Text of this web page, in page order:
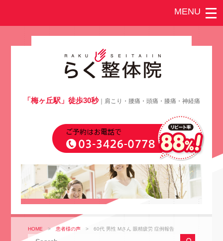
「梅ヶ丘駅」徒歩30秒｜肩こり・腰痛・頭痛・膝痛・神経痛
HOME > 患者様の声 >60代 男性 Mさん 眼精疲労 症例報告